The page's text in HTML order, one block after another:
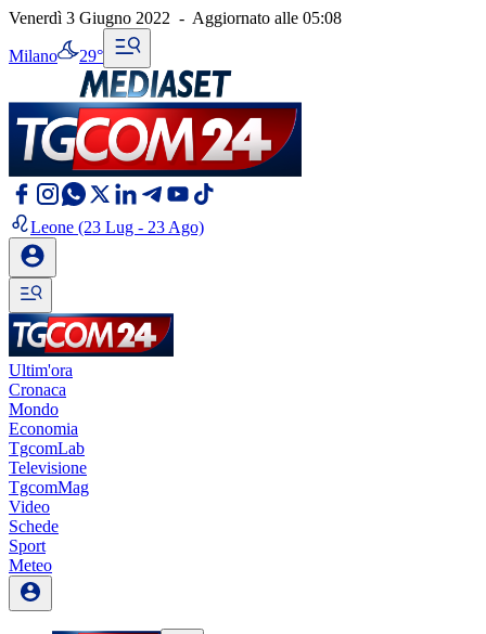
Venerdì 3 Giugno 2022 - Aggiornato alle 05:08
Milano 29°
Leone (23 Lug - 23 Ago)
Ultim'ora
Cronaca
Mondo
Economia
TgcomLab
Televisione
TgcomMag
Video
Schede
Sport
Meteo